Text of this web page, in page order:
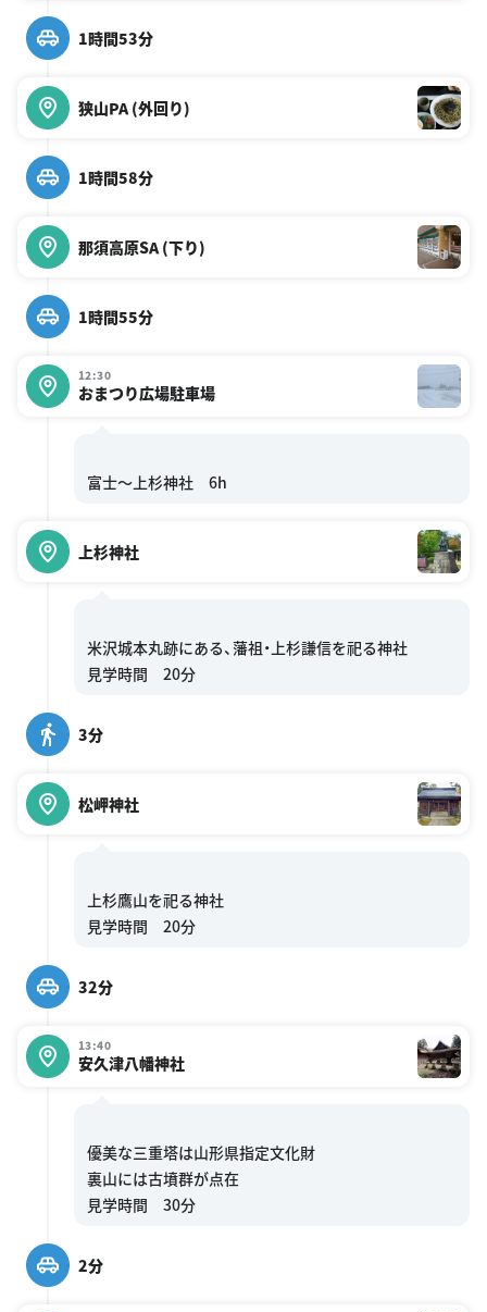
1時間53分
狭山PA (外回り)
1時間58分
那須高原SA (下り)
1時間55分
12:30
おまつり広場駐車場
上杉神社
米沢城本丸跡にある、藩祖・上杉謙信を祀る神社
3分
松岬神社
上杉鷹山を祀る神社
32分
13:40
安久津八幡神社
優美な三重塔は山形県指定文化財
裏山には古墳群が点在
2分